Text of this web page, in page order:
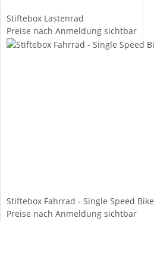
Stiftebox Lastenrad
Preise nach Anmeldung sichtbar
Stiftebox Fahrrad - Single Speed Bike
Preise nach Anmeldung sichtbar